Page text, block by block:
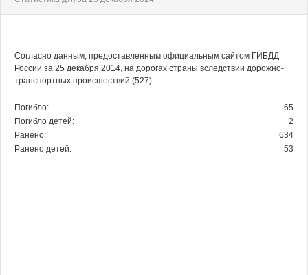
Согласно данным, предоставленным официальным сайтом ГИБДД
России за 25 декабря 2014, на дорогах страны вследствии дорожно-
транспортных происшествий (527):
Погибло:
65
Погибло детей:
2
Ранено:
634
Ранено детей:
53